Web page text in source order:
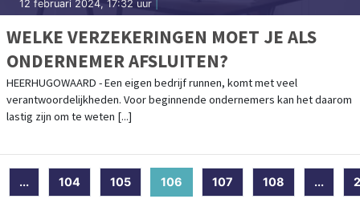
12 februari 2024, 17:32 uur
WELKE VERZEKERINGEN MOET JE ALS
ONDERNEMER AFSLUITEN?
HEERHUGOWAARD - Een eigen bedrijf runnen, komt met veel
verantwoordelijkheden. Voor beginnende ondernemers kan het daarom
lastig zijn om te weten [...]
... 104 105 106 (current)
107 108 ...